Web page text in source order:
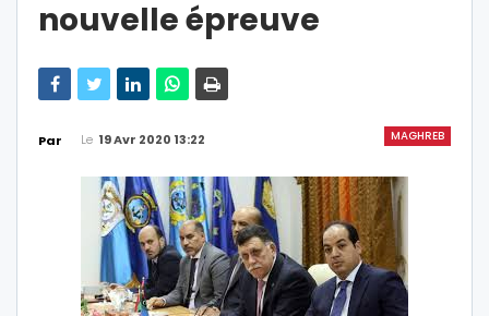
nouvelle épreuve
MAGHREB
Par Le 19 Avr 2020 13:22